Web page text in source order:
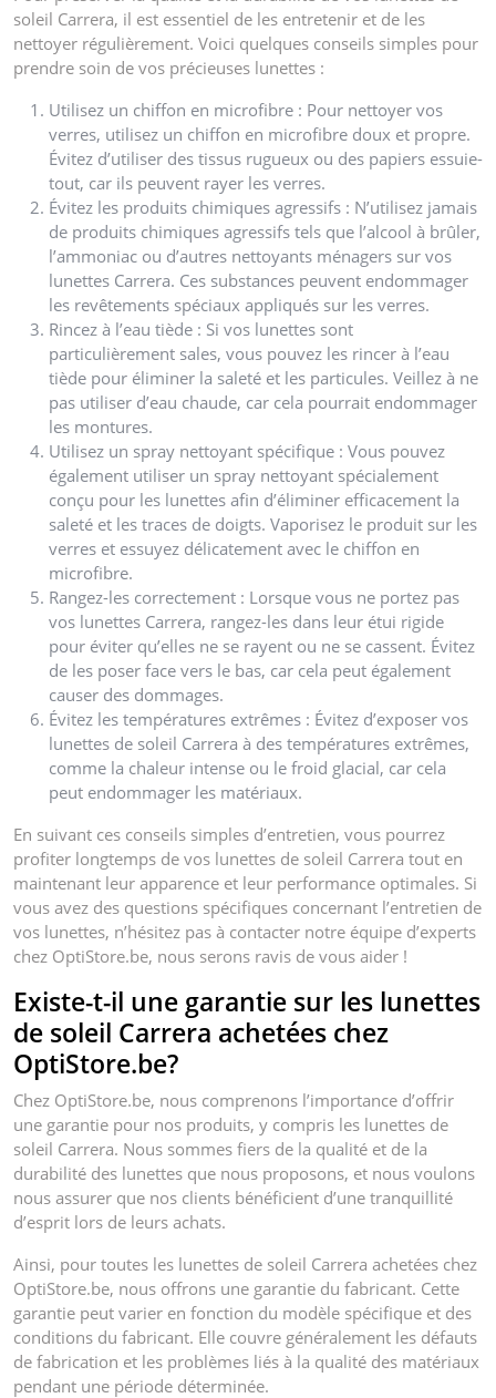
soleil Carrera, il est essentiel de les entretenir et de les
nettoyer régulièrement. Voici quelques conseils simples pour
prendre soin de vos précieuses lunettes :
Utilisez un chiffon en microfibre : Pour nettoyer vos
verres, utilisez un chiffon en microfibre doux et propre.
Évitez d’utiliser des tissus rugueux ou des papiers essuie-
tout, car ils peuvent rayer les verres.
Évitez les produits chimiques agressifs : N’utilisez jamais
de produits chimiques agressifs tels que l’alcool à brûler,
l’ammoniac ou d’autres nettoyants ménagers sur vos
lunettes Carrera. Ces substances peuvent endommager
les revêtements spéciaux appliqués sur les verres.
Rincez à l’eau tiède : Si vos lunettes sont
particulièrement sales, vous pouvez les rincer à l’eau
tiède pour éliminer la saleté et les particules. Veillez à ne
pas utiliser d’eau chaude, car cela pourrait endommager
les montures.
Utilisez un spray nettoyant spécifique : Vous pouvez
également utiliser un spray nettoyant spécialement
conçu pour les lunettes afin d’éliminer efficacement la
saleté et les traces de doigts. Vaporisez le produit sur les
verres et essuyez délicatement avec le chiffon en
microfibre.
Rangez-les correctement : Lorsque vous ne portez pas
vos lunettes Carrera, rangez-les dans leur étui rigide
pour éviter qu’elles ne se rayent ou ne se cassent. Évitez
de les poser face vers le bas, car cela peut également
causer des dommages.
Évitez les températures extrêmes : Évitez d’exposer vos
lunettes de soleil Carrera à des températures extrêmes,
comme la chaleur intense ou le froid glacial, car cela
peut endommager les matériaux.
En suivant ces conseils simples d’entretien, vous pourrez
profiter longtemps de vos lunettes de soleil Carrera tout en
maintenant leur apparence et leur performance optimales. Si
vous avez des questions spécifiques concernant l’entretien de
vos lunettes, n’hésitez pas à contacter notre équipe d’experts
chez OptiStore.be, nous serons ravis de vous aider !
Existe-t-il une garantie sur les lunettes
de soleil Carrera achetées chez
OptiStore.be?
Chez OptiStore.be, nous comprenons l’importance d’offrir
une garantie pour nos produits, y compris les lunettes de
soleil Carrera. Nous sommes fiers de la qualité et de la
durabilité des lunettes que nous proposons, et nous voulons
nous assurer que nos clients bénéficient d’une tranquillité
d’esprit lors de leurs achats.
Ainsi, pour toutes les lunettes de soleil Carrera achetées chez
OptiStore.be, nous offrons une garantie du fabricant. Cette
garantie peut varier en fonction du modèle spécifique et des
conditions du fabricant. Elle couvre généralement les défauts
de fabrication et les problèmes liés à la qualité des matériaux
pendant une période déterminée.